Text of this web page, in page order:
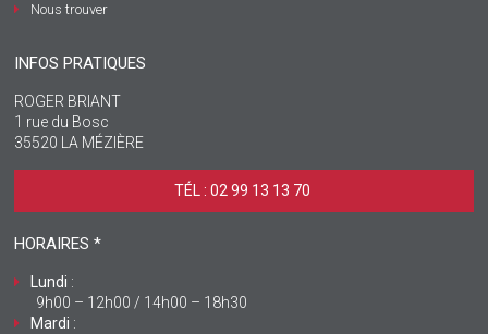
Nous trouver
INFOS PRATIQUES
ROGER BRIANT
1 rue du Bosc
35520 LA MÉZIÈRE
TÉL : 02 99 13 13 70 ‎
HORAIRES *
Lundi :
9h00 – 12h00 / 14h00 – 18h30
Mardi :